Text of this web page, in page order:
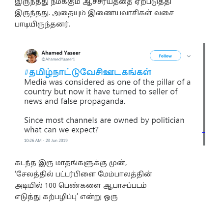
இருந்தது நமக்கும் ஆச்சர்யத்தை ஏற்படுத்தி
இருந்தது. அதையும் இணையவாசிகள் வசை
பாடியிருந்தனர்.
கடந்த இரு மாதங்களுக்கு முன்,
‘சேலத்தில் பட்டர்பிளை மேம்பாலத்தின்
அடியில் 100 பெண்களை ஆபாசப்படம்
எடுத்து கற்பழிப்பு’ என்று ஒரு